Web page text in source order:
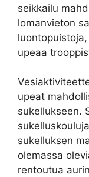
seikkailu
lomanvieton
upeaa
upeat
sukellukseen.
sukelluksen
olemassa
rentoutua